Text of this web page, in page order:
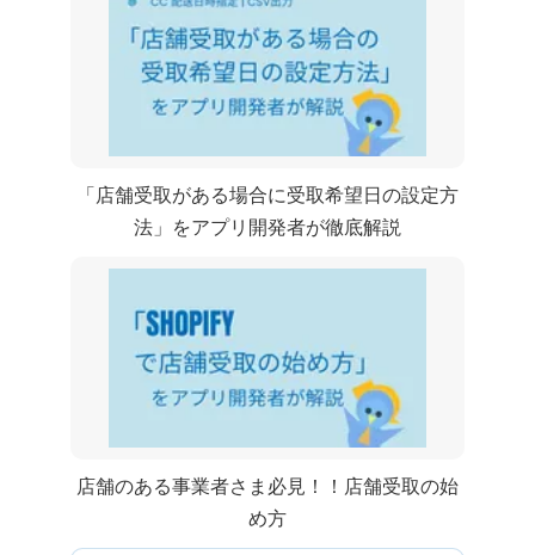
「店舗受取がある場合に受取希望日の設定方
法」 をShopifyアプリ開発者が徹底解説
店舗のある事業者さま必見！！ Shopify 店舗受取の始
め方